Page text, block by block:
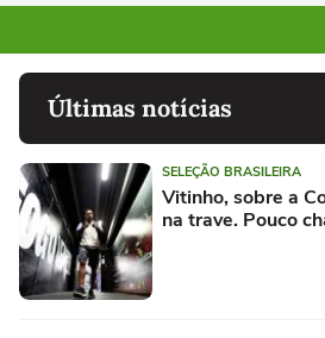
Últimas notícias
SELEÇÃO BRASILEIRA
Vitinho, sobre a
na trave. Pouco